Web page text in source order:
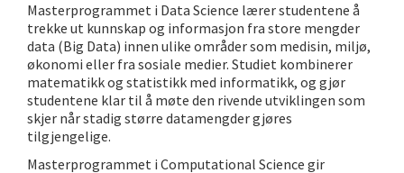
Masterprogrammet i Data Science lærer studentene å
trekke ut kunnskap og informasjon fra store mengder
data (Big Data) innen ulike områder som medisin, miljø,
økonomi eller fra sosiale medier. Studiet kombinerer
matematikk og statistikk med informatikk, og gjør
studentene klar til å møte den rivende utviklingen som
skjer når stadig større datamengder gjøres
tilgjengelige.
Masterprogrammet i Computational Science gir